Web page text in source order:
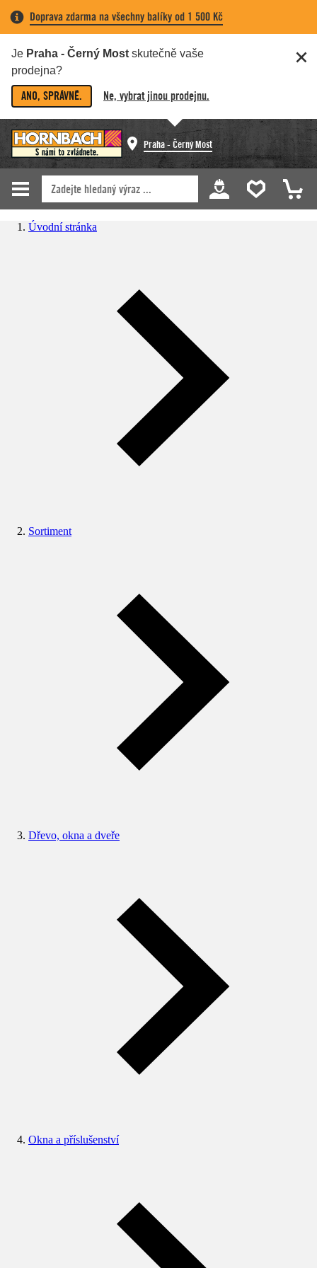
Doprava zdarma na všechny balíky od 1 500 Kč
Je Praha - Černý Most skutečně vaše
prodejna?
ANO, SPRÁVNĚ. Ne, vybrat jinou prodejnu.
Praha - Černý Most
Úvodní stránka
Sortiment
Dřevo, okna a dveře
Okna a příslušenství